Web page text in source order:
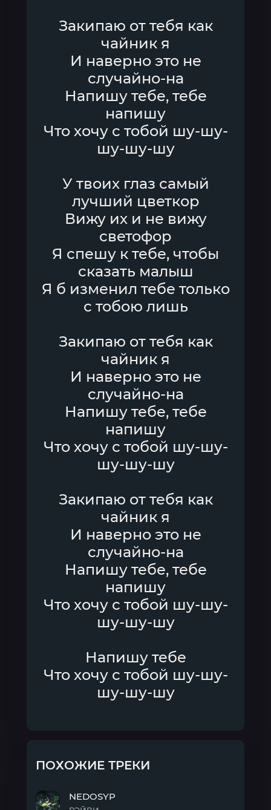
Закипаю от тебя как
чайник я
И наверно это не
случайно-на
Напишу тебе, тебе
напишу
Что хочу с тобой шу-шу-
шу-шу-шу
У твоих глаз самый
лучший цветкор
Вижу их и не вижу
светофор
Я спешу к тебе, чтобы
сказать малыш
Я б изменил тебе только
с тобою лишь
Закипаю от тебя как
чайник я
И наверно это не
случайно-на
Напишу тебе, тебе
напишу
Что хочу с тобой шу-шу-
шу-шу-шу
Закипаю от тебя как
чайник я
И наверно это не
случайно-на
Напишу тебе, тебе
напишу
Что хочу с тобой шу-шу-
шу-шу-шу
Напишу тебе
Что хочу с тобой шу-шу-
шу-шу-шу
ПОХОЖИЕ ТРЕКИ
NEDOSYP